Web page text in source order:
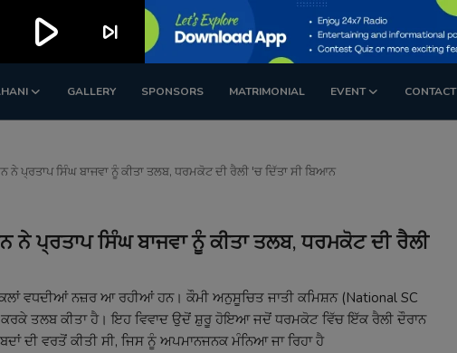
GALLERY SPONSORS MATRIMONIAL EVENT CONTACT
ਨੇ ਪ੍ਰਤਾਪ ਸਿੰਘ ਬਾਜਵਾ ਨੂੰ ਕੀਤਾ ਤਲਬ, ਧਰਮਕੋਟ ਦੀ ਰੈਲੀ 'ਚ ਦਿੱਤਾ ਸੀ ਬਿਆਨ
ਨੇ ਪ੍ਰਤਾਪ ਸਿੰਘ ਬਾਜਵਾ ਨੂੰ ਕੀਤਾ ਤਲਬ, ਧਰਮਕੋਟ ਦੀ ਰੈਲੀ
ਵਧਦੀਆਂ ਨਜ਼ਰ ਆ ਰਹੀਆਂ ਹਨ। ਕੌਮੀ ਅਨੁਸੂਚਿਤ ਜਾਤੀ ਕਮਿਸ਼ਨ (National SC
ਕਰਕੇ ਤਲਬ ਕੀਤਾ ਹੈ। ਇਹ ਵਿਵਾਦ ਉਦੋਂ ਸ਼ੁਰੂ ਹੋਇਆ ਜਦੋਂ ਧਰਮਕੋਟ ਵਿੱਚ ਇੱਕ ਰੈਲੀ ਦੌਰਾਨ
ਦੀ ਵਰਤੋਂ ਕੀਤੀ ਸੀ, ਜਿਸ ਨੂੰ ਅਪਮਾਨਜਨਕ ਮੰਨਿਆ ਜਾ ਰਿਹਾ ਹੈ
play_arrow skip_next